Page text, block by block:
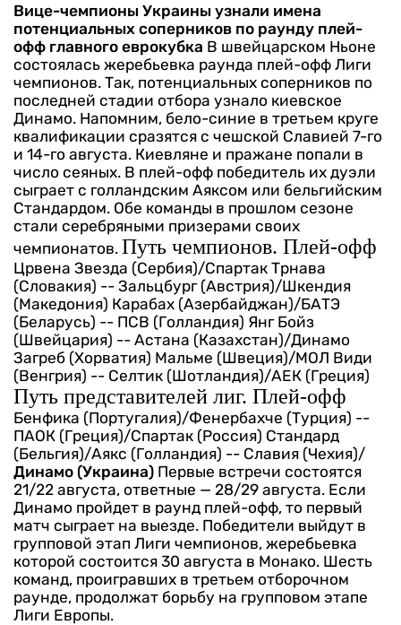
Вице-чемпионы Украины узнали имена
потенциальных соперников по раунду плей-
офф главного еврокубка В швейцарском Ньоне
состоялась жеребьевка раунда плей-офф Лиги
чемпионов. Так, потенциальных соперников по
последней стадии отбора узнало киевское
Динамо. Напомним, бело-синие в третьем круге
квалификации сразятся с чешской Славией 7-го
и 14-го августа. Киевляне и пражане попали в
число сеяных. В плей-офф победитель их дуэли
сыграет с голландским Аяксом или бельгийским
Стандардом. Обе команды в прошлом сезоне
стали серебряными призерами своих
чемпионатов. Путь чемпионов. Плей-офф
Црвена Звезда (Сербия)/Спартак Трнава
(Словакия) -- Зальцбург (Австрия)/Шкендия
(Македония) Карабах (Азербайджан)/БАТЭ
(Беларусь) -- ПСВ (Голландия) Янг Бойз
(Швейцария) -- Астана (Казахстан)/Динамо
Загреб (Хорватия) Мальме (Швеция)/МОЛ Види
(Венгрия) -- Селтик (Шотландия)/АЕК (Греция)
Путь представителей лиг. Плей-офф
Бенфика (Португалия)/Фенербахче (Турция) --
ПАОК (Греция)/Спартак (Россия) Стандард
(Бельгия)/Аякс (Голландия) -- Славия (Чехия)/
Динамо (Украина) Первые встречи состоятся
21/22 августа, ответные — 28/29 августа. Если
Динамо пройдет в раунд плей-офф, то первый
матч сыграет на выезде. Победители выйдут в
групповой этап Лиги чемпионов, жеребьевка
которой состоится 30 августа в Монако. Шесть
команд, проигравших в третьем отборочном
раунде, продолжат борьбу на групповом этапе
Лиги Европы.